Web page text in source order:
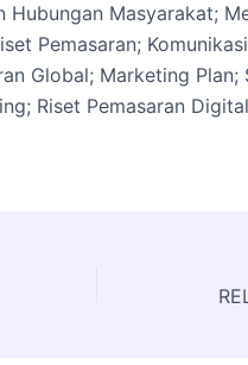
Hubungan Masyarakat;
Pemasaran;
Global; Marketing
Riset Pemasaran